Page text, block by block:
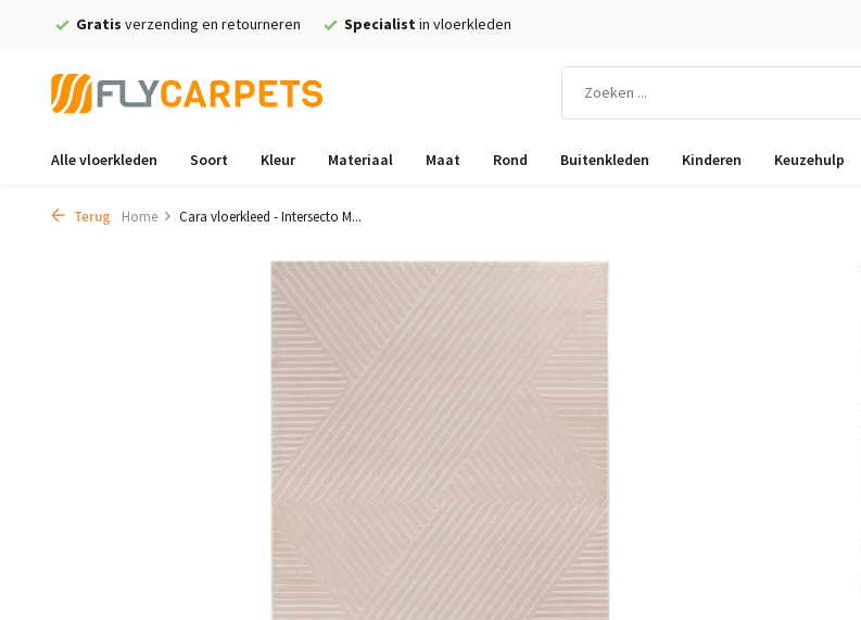
Gratis verzending en retourneren Specialist in vloerkleden
Alle vloerkleden Soort Kleur Materiaal Maat Rond Buitenkleden Kinderen Keuzehulp
Terug Home Cara vloerkleed - Intersecto M...